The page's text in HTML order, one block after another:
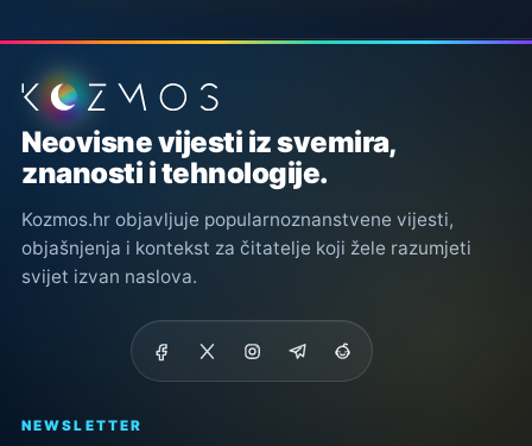
Podnožje stranice
Neovisne vijesti iz svemira,
znanosti i tehnologije.
Kozmos.hr objavljuje popularnoznanstvene vijesti,
objašnjenja i kontekst za čitatelje koji žele razumjeti
svijet izvan naslova.
NEWSLETTER